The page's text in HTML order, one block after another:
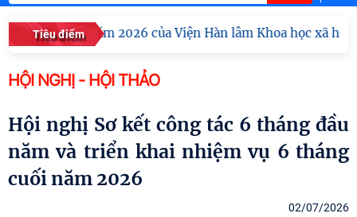
Tiêu điểm
vụ năm 2026 của Viện Hàn lâm Khoa học xã hội Việt
HỘI NGHỊ - HỘI THẢO
Hội nghị Sơ kết công tác 6 tháng đầu
năm và triển khai nhiệm vụ 6 tháng
cuối năm 2026
02/07/2026